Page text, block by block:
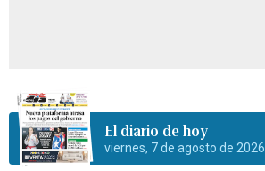
El diario de hoy
viernes, 7 de agosto de 2026